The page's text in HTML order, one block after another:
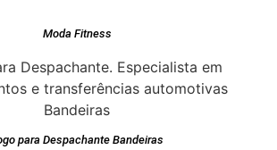
Moda Fitness
para Despachante Bandeiras